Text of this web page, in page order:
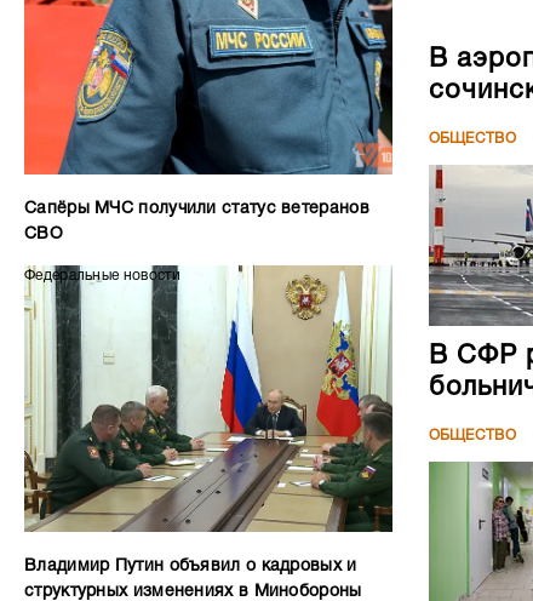
Сапёры МЧС получили статус ветеранов
СВО
Федеральные новости
Владимир Путин объявил о кадровых и
структурных изменениях в Минобороны
В
ОБЩЕСТВО
В СФР
ОБЩЕСТВО